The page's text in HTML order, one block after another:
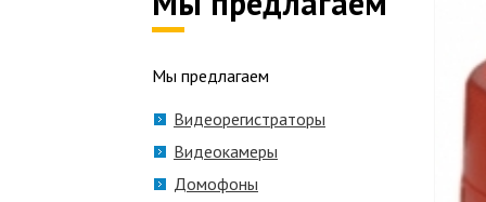
Мы предлагаем
Видеорегистраторы
Видеокамеры
Домофоны